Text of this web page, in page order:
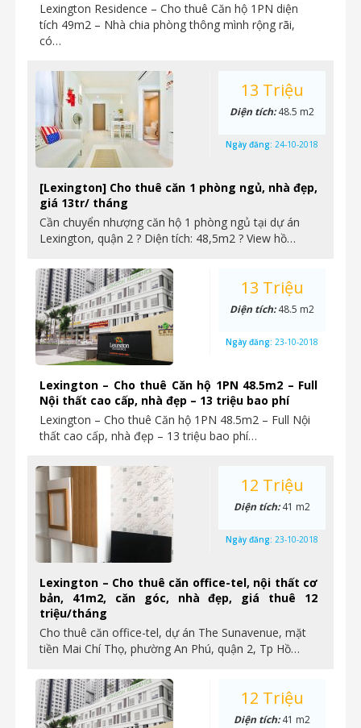
Lexington Residence – Cho thuê Căn hộ 1PN diện
tích 49m2 – Nhà chia phòng thông mình rộng rãi,
có…
[Lexington] Cho thuê căn 1 phòng ngủ, nhà đẹp,
giá 13tr/ tháng
Cần chuyển nhượng căn hộ 1 phòng ngủ tại dự án
Lexington, quận 2 ? Diện tích: 48,5m2 ? View hồ…
13 Triệu
Diện tích:48.5 m2
Ngày đăng: 24-10-2018
Lexington – Cho thuê Căn hộ 1PN 48.5m2 – Full
Nội thất cao cấp, nhà đẹp – 13 triệu bao phí
Lexington – Cho thuê Căn hộ 1PN 48.5m2 – Full Nội
thất cao cấp, nhà đẹp – 13 triệu bao phí…
13 Triệu
Diện tích:48.5 m2
Ngày đăng: 23-10-2018
Lexington – Cho thuê căn office-tel, nội thất cơ
bản, 41m2, căn góc, nhà đẹp, giá thuê 12
triệu/tháng
Cho thuê căn office-tel, dự án The Sunavenue, mặt
tiền Mai Chí Thọ, phường An Phú, quận 2, Tp Hồ…
12 Triệu
Diện tích:41 m2
Ngày đăng: 23-10-2018
12 Triệu
Diện tích:41 m2